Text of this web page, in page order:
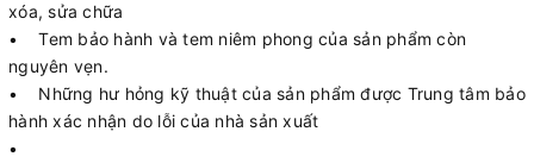
xóa, sửa chữa
• Tem bảo hành và tem niêm phong của sản phẩm còn
nguyên vẹn.
• Những hư hỏng kỹ thuật của sản phẩm được Trung tâm bảo
hành xác nhận do lỗi của nhà sản xuất
•